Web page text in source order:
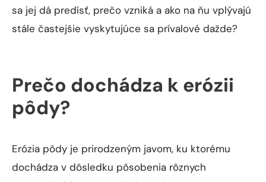
sa jej dá predísť, prečo vzniká a ako na ňu vplývajú
stále častejšie vyskytujúce sa prívalové dažde?
Prečo dochádza k erózii pôdy?
Erózia pôdy je prirodzeným javom, ku ktorému
externých faktorov, vtedy hovoríme o tzv.
geologickej erózii.Ide o rozrušenie povrchu pôdy,